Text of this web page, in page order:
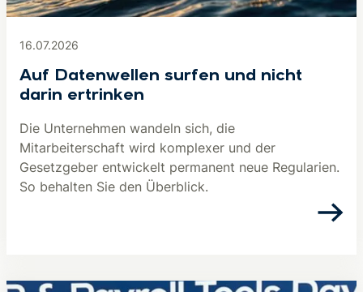
16.07.2026
Auf Datenwellen surfen und nicht
darin ertrinken
Die Unternehmen wandeln sich, die
Mitarbeiterschaft wird komplexer und der
Gesetzgeber entwickelt permanent neue Regularien.
So behalten Sie den Überblick.